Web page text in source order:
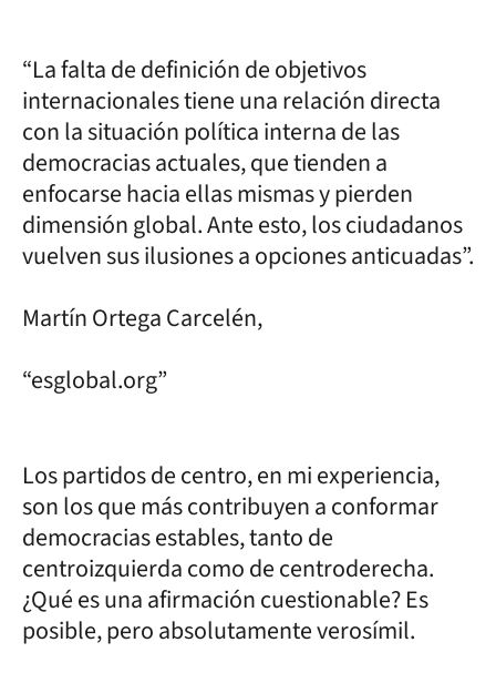
“La falta de definición de objetivos
internacionales tiene una relación directa
con la situación política interna de las
democracias actuales, que tienden a
enfocarse hacia ellas mismas y pierden
dimensión global. Ante esto, los ciudadanos
vuelven sus ilusiones a opciones anticuadas”.
Martín Ortega Carcelén,
“esglobal.org”
Los partidos de centro, en mi experiencia,
son los que más contribuyen a conformar
democracias estables, tanto de
centroizquierda como de centroderecha.
¿Qué es una afirmación cuestionable? Es
posible, pero absolutamente verosímil.